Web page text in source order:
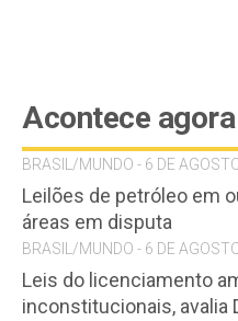
Acontece agora
BRASIL/MUNDO - 6 DE
Leilões de petróleo em
áreas em disputa
BRASIL/MUNDO - 6 DE
Leis do licenciamento
inconstitucionais, avalia